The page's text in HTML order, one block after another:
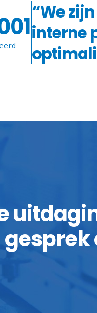
“We
interne